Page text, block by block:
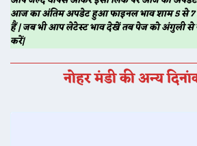
आज का अंतिम अपडेट हुआ फाइनल भाव शाम 5
हैं | जब भी आप लेटेस्ट भाव देखें तब पेज को अंगुली से
करें|
नोहर मंडी की अन्य